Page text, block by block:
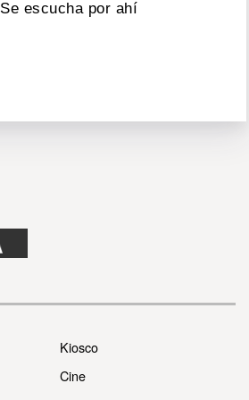
Se escucha por ahí
Kiosco
Cine